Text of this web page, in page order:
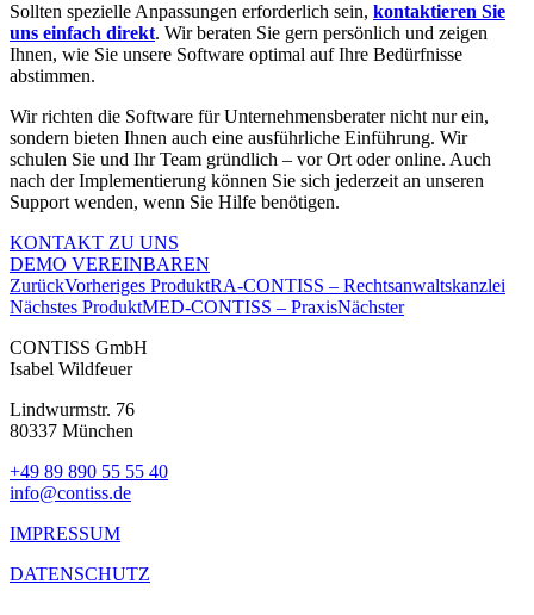
Sollten spezielle Anpassungen erforderlich sein, kontaktieren Sie
uns einfach direkt. Wir beraten Sie gern persönlich und zeigen
Ihnen, wie Sie unsere Software optimal auf Ihre Bedürfnisse
abstimmen.
Wir richten die Software für Unternehmensberater nicht nur ein,
sondern bieten Ihnen auch eine ausführliche Einführung. Wir
schulen Sie und Ihr Team gründlich – vor Ort oder online. Auch
nach der Implementierung können Sie sich jederzeit an unseren
Support wenden, wenn Sie Hilfe benötigen.
KONTAKT ZU UNS
DEMO VEREINBAREN
ZurückVorheriges ProduktRA-CONTISS – Rechtsanwaltskanzlei
Nächstes ProduktMED-CONTISS – PraxisNächster
CONTISS GmbH
Isabel Wildfeuer
Lindwurmstr. 76
80337 München
+49 89 890 55 55 40
info@contiss.de
IMPRESSUM
DATENSCHUTZ